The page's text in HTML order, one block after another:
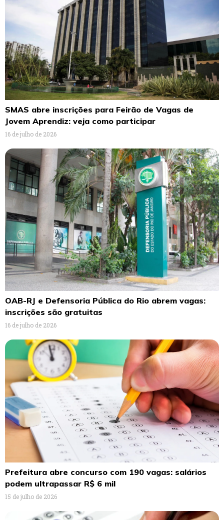
SMAS abre inscrições para Feirão de Vagas de
Jovem Aprendiz: veja como participar
16 de julho de 2026
OAB-RJ e Defensoria Pública do Rio abrem vagas:
inscrições são gratuitas
16 de julho de 2026
Prefeitura abre concurso com 190 vagas: salários
podem ultrapassar R$ 6 mil
15 de julho de 2026